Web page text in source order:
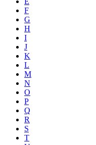
F
G
H
I
J
K
L
M
N
O
P
Q
R
S
T